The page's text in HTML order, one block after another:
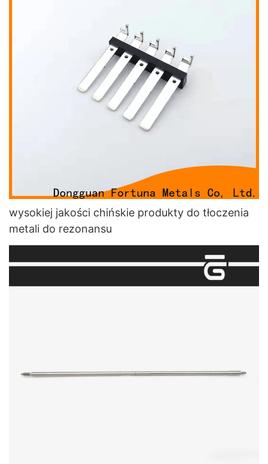
wysokiej jakości chińskie produkty do tłoczenia
metali do rezonansu